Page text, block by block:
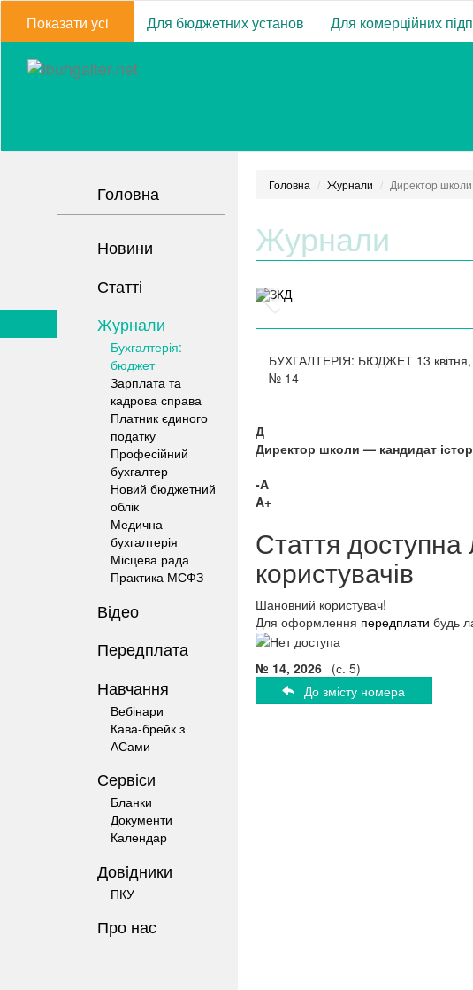
Показати усi Для бюджетних установ Для комерційних
Головна
Новини
Статті
Журнали
Бухгалтерія:
бюджет
Зарплата та
кадрова справа
Платник єдиного
податку
Професійний
бухгалтер
Новий бюджетний
облік
Медична
бухгалтерія
Місцева рада
Практика МСФЗ
Відео
Передплата
Навчання
Вебінари
Кава-брейк з
АСами
Сервіси
Бланки
Документи
Календар
Довiдники
ПКУ
Про нас
Головна Журнали Директор
Журнали
БУХГАЛТЕРІЯ: БЮДЖЕТ 13
№ 14
Д
Директор школи — кандидат
-A
A+
Стаття
користувачів
Шановний користувач!
Для оформлення передплати будь
№ 14, 2026 (с. 5)
До змісту номера